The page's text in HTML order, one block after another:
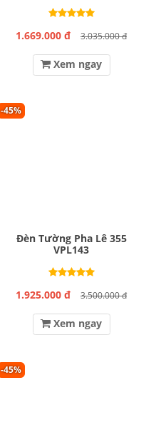
1.669.000 đ 3.035.000 đ
Xem ngay
-45%
Đèn Tường Pha Lê 355
VPL143
1.925.000 đ 3.500.000 đ
Xem ngay
-45%